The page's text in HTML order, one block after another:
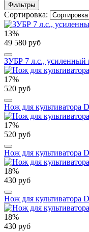
Фильтры
Сортировка:
13%
49 580 руб
ЗУБР 7 л.с.,
17%
520 руб
Нож для культиватора
17%
520 руб
Нож для культиватора
18%
430 руб
Нож для культиватора
18%
430 руб